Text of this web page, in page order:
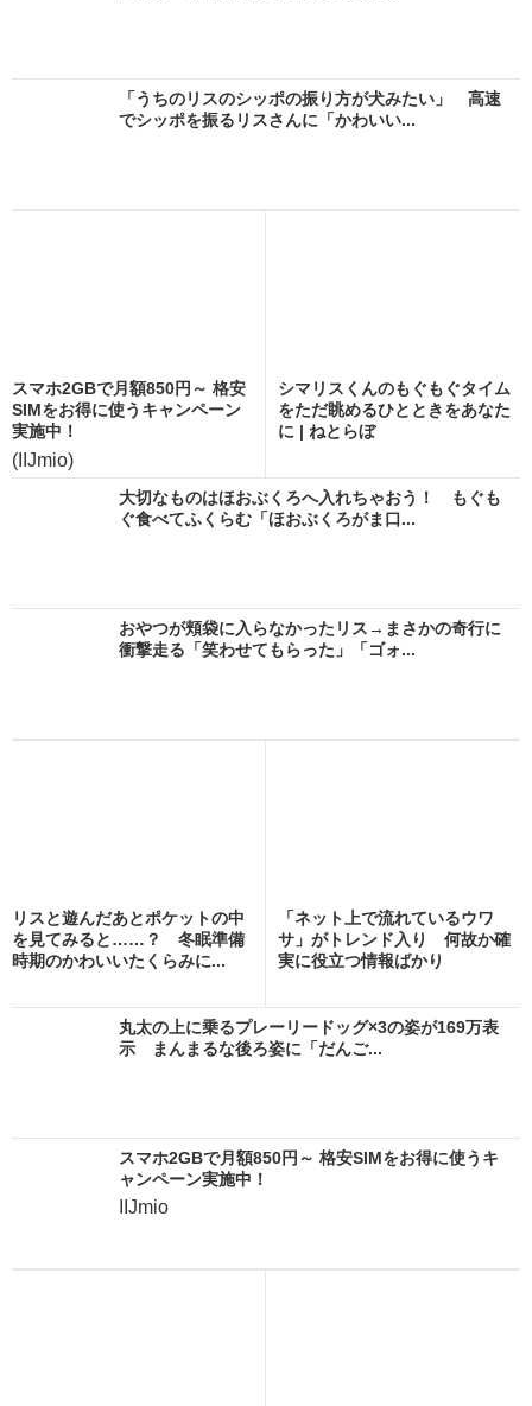
「うちのリスのシッポの振り方が犬みたい」 高速
でシッポを振るリスさんに「かわいい...
スマホ2GBで月額850円～ 格安
SIMをお得に使うキャンペーン
実施中！
(IIJmio)
シマリスくんのもぐもぐタイム
をただ眺めるひとときをあなた
に | ねとらぼ
大切なものはほおぶくろへ入れちゃおう！ もぐも
ぐ食べてふくらむ「ほおぶくろがま口...
おやつが頬袋に入らなかったリス→まさかの奇行に
衝撃走る「笑わせてもらった」「ゴォ...
リスと遊んだあとポケットの中
を見てみると……？ 冬眠準備
時期のかわいいたくらみに...
「ネット上で流れているウワ
サ」がトレンド入り 何故か確
実に役立つ情報ばかり
丸太の上に乗るプレーリードッグ×3の姿が169万表
示 まんまるな後ろ姿に「だんご...
スマホ2GBで月額850円～ 格安SIMをお得に使うキ
ャンペーン実施中！
IIJmio